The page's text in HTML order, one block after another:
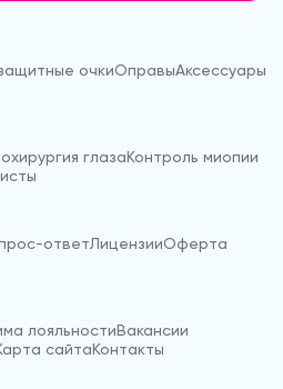
очкиОправыАксессуары
глазаКонтроль миопии
ответЛицензииОферта
лояльностиВакансии
сайтаКонтакты